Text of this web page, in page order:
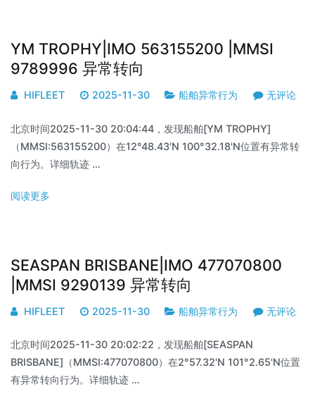
YM TROPHY|IMO 563155200 |MMSI
9789996 异常转向
HIFLEET 2025-11-30 船舶异常行为 无评论
北京时间2025-11-30 20:04:44，发现船舶[YM TROPHY]
（MMSI:563155200）在12°48.43'N 100°32.18'N位置有异常转
向行为。详细轨迹 …
阅读更多
SEASPAN BRISBANE|IMO 477070800
|MMSI 9290139 异常转向
HIFLEET 2025-11-30 船舶异常行为 无评论
北京时间2025-11-30 20:02:22，发现船舶[SEASPAN
BRISBANE]（MMSI:477070800）在2°57.32'N 101°2.65'N位置
有异常转向行为。详细轨迹 …